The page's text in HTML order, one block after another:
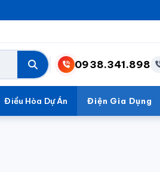
0938.341.898
Điều Hòa Dự Án Điện Gia Dụng